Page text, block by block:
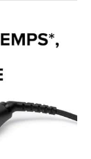
de
la
chaleur
les
à